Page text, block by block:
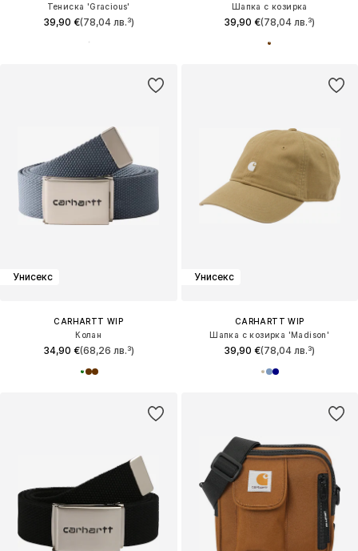
Тениска 'Gracious'
39,90 €(78,04 лв.³)
Шапка с козирка
39,90 €(78,04 лв.³)
Унисекс
CARHARTT WIP
Колан
34,90 €(68,26 лв.³)
Унисекс
CARHARTT WIP
Шапка с козирка 'Madison'
39,90 €(78,04 лв.³)